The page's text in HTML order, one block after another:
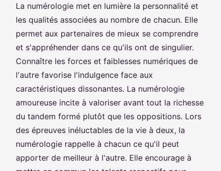
La numérologie met en lumière la personnalité et
les qualités associées au nombre de chacun. Elle
permet aux partenaires de mieux se comprendre
et s'appréhender dans ce qu'ils ont de singulier.
Connaître les forces et faiblesses numériques de
l'autre favorise l'indulgence face aux
caractéristiques dissonantes. La numérologie
amoureuse incite à valoriser avant tout la richesse
du tandem formé plutôt que les oppositions. Lors
des épreuves inéluctables de la vie à deux, la
numérologie rappelle à chacun ce qu'il peut
apporter de meilleur à l'autre. Elle encourage à